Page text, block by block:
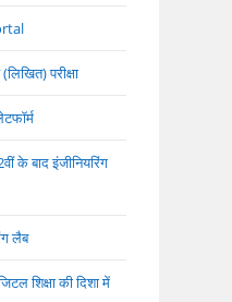
परीक्षा
के बाद इंजीनियरिंग
लैब
शिक्षा की दिशा में